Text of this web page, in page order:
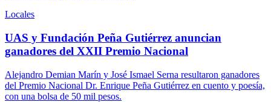
Locales
UAS y Fundación Peña Gutiérrez anuncian
ganadores del XXII Premio Nacional
Alejandro Demian Marín y José Ismael Serna resultaron ganadores
del Premio Nacional Dr. Enrique Peña Gutiérrez en cuento y poesía,
con una bolsa de 50 mil pesos.